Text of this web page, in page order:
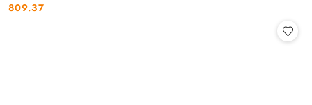
Cena:
809.37